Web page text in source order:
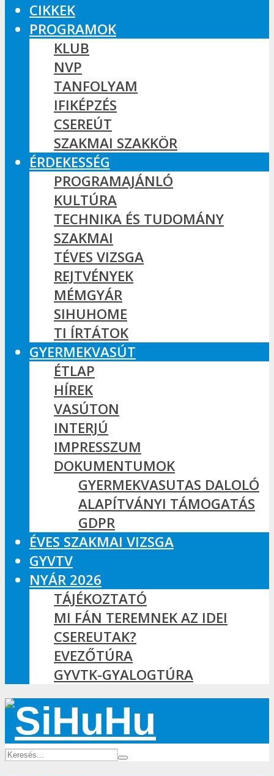
CIKKEK
PROGRAMOK
KLUB
NVP
TANFOLYAM
IFIKÉPZÉS
CSEREÚT
SZAKMAI SZAKKÖR
ÉRDEKESSÉG
PROGRAMAJÁNLÓ
KULTÚRA
TECHNIKA ÉS TUDOMÁNY
SZAKMAI
TÉVES VIZSGA
REJTVÉNYEK
MÉMGYÁR
SIHUHOME
TI ÍRTÁTOK
GYERMEKVASÚT
ÉTLAP
HÍREK
VASÚTON
INTERJÚ
IMPRESSZUM
DOKUMENTUMOK
GYERMEKVASUTAS DALOLÓ
ALAPÍTVÁNYI TÁMOGATÁS
GDPR
ÉVES SZAKMAI VIZSGA
GYVTV
NYÁR 2026
TÁJÉKOZTATÓ
MI FÁN TEREMNEK AZ IDEI
CSEREUTAK?
EVEZŐTÚRA
GYVTK-GYALOGTÚRA